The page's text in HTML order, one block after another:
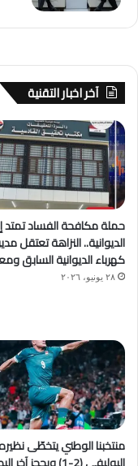
آخر اخبار التقنية
حملة مكافحة الفساد تمتد
الديوانية.. النزاهة تعتقل
كهرباء الديوانية السابق
٢٨ يونيو، ٢٠٢٦
منتخبنا الوطني يتخطّى